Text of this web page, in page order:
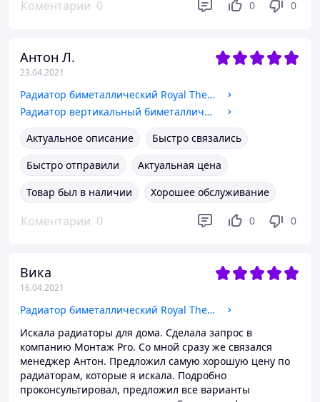
Коментарии 0 0 0
Антон Л.
23.04.2021
Радиатор биметаллический Royal Thermo Pianoforte 500 Noir Sable 10 секций
Радиатор вертикальный биметаллический Royal Thermo Tower 500 Noir Sable 18 секций
Актуальное описание
Быстро связались
Быстро отправили
Актуальная цена
Товар был в наличии
Хорошее обслуживание
Коментарии 0 0 0
Вика
16.04.2021
Радиатор биметаллический Royal Thermo Pianoforte 500 Bianco Traffico 10 секций
Искала радиаторы для дома. Сделала запрос в
компанию Монтаж Pro. Со мной сразу же связался
менеджер Антон. Предложил самую хорошую цену по
радиаторам, которые я искала. Подробно
проконсультировал, предложил все варианты